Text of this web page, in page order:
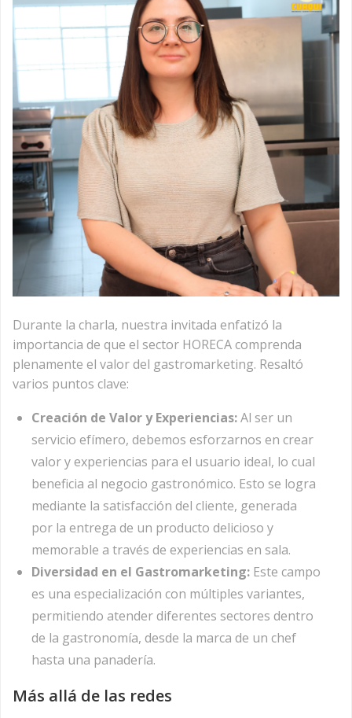
Durante la charla, nuestra invitada enfatizó la
importancia de que el sector HORECA comprenda
plenamente el valor del gastromarketing. Resaltó
varios puntos clave:
Creación de Valor y Experiencias:Al ser un
servicio efímero, debemos esforzarnos en crear
valor y experiencias para el usuario ideal, lo cual
beneficia al negocio gastronómico. Esto se logra
mediante la satisfacción del cliente, generada
por la entrega de un producto delicioso y
memorable a través de experiencias en sala.
Diversidad en el Gastromarketing: Este campo
es una especialización con múltiples variantes,
permitiendo atender diferentes sectores dentro
de la gastronomía, desde la marca de un chef
hasta una panadería.
Más allá de las redes